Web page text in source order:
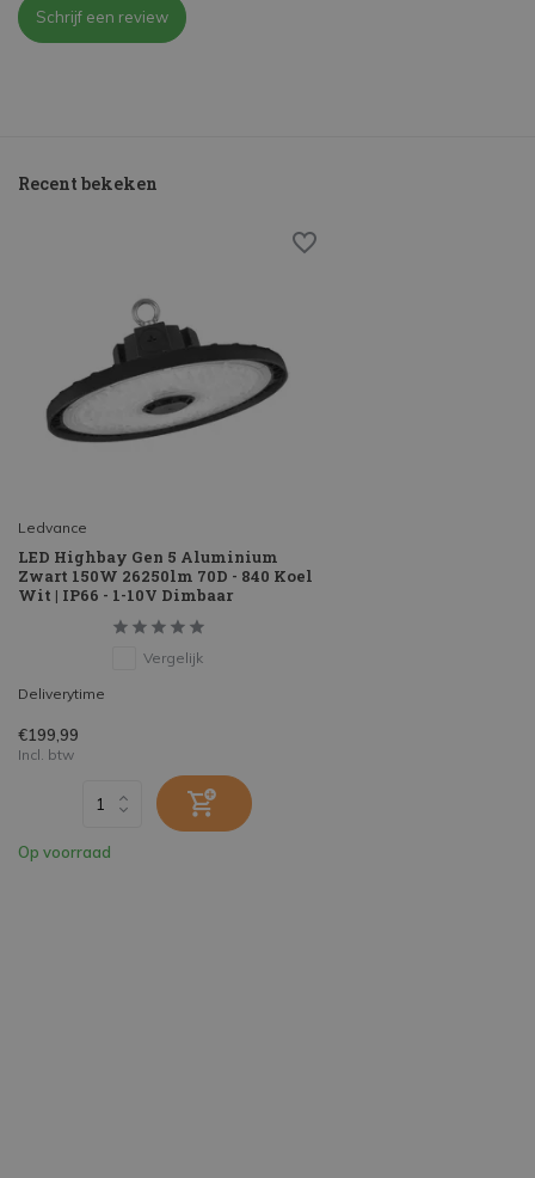
Schrijf een review
Recent bekeken
Ledvance
LED Highbay Gen 5 Aluminium
Zwart 150W 26250lm 70D - 840 Koel
Wit | IP66 - 1-10V Dimbaar
Vergelijk
Deliverytime
€199,99
Incl. btw
Op voorraad